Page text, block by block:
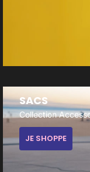
SACS
Collection
JE SHOPPE